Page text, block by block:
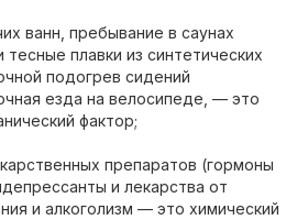
ванн, пребывание в саунах
плавки из синтетических
подогрев сидений
езда на велосипеде, — это
фактор;
препаратов (гормоны
и лекарства от
и алкоголизм — это химический